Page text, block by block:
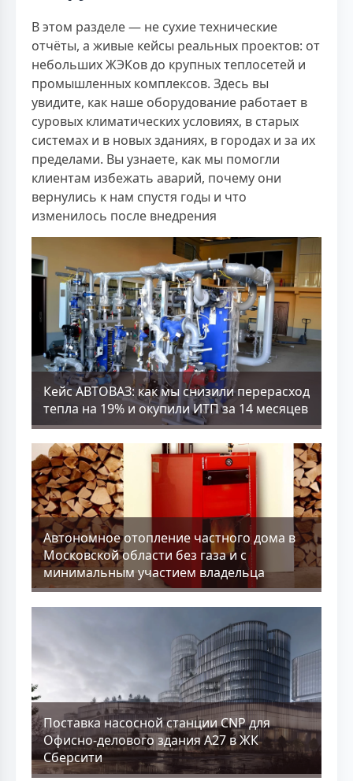
В этом разделе — не сухие технические
отчёты, а живые кейсы реальных проектов: от
небольших ЖЭКов до крупных теплосетей и
промышленных комплексов. Здесь вы
увидите, как наше оборудование работает в
суровых климатических условиях, в старых
системах и в новых зданиях, в городах и за их
пределами. Вы узнаете, как мы помогли
клиентам избежать аварий, почему они
вернулись к нам спустя годы и что
изменилось после внедрения
Кейс АВТОВАЗ: как мы снизили перерасход
тепла на 19% и окупили ИТП за 14 месяцев
Aвтономное отопление частного дома в
Московской области без газа и с
минимальным участием владельца
Поставка насосной станции CNP для
Офисно-делового здания А27 в ЖК
Сберсити